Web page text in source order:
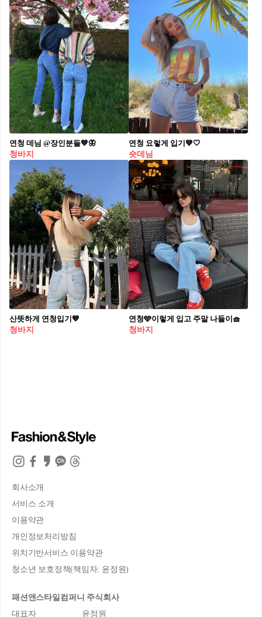
연청 데님 @장인분들💙🦋
청바지
연청 요렇게 입기💙🤍
숏데님
산뜻하게 연청입기💙
청바지
연청🩵이렇게 입고 주말 나들이🧺
청바지
회사소개
서비스 소개
이용약관
개인정보처리방침
위치기반서비스 이용약관
청소년 보호정책(책임자: 윤정원)
패션앤스타일컴퍼니 주식회사
대표자
윤정원